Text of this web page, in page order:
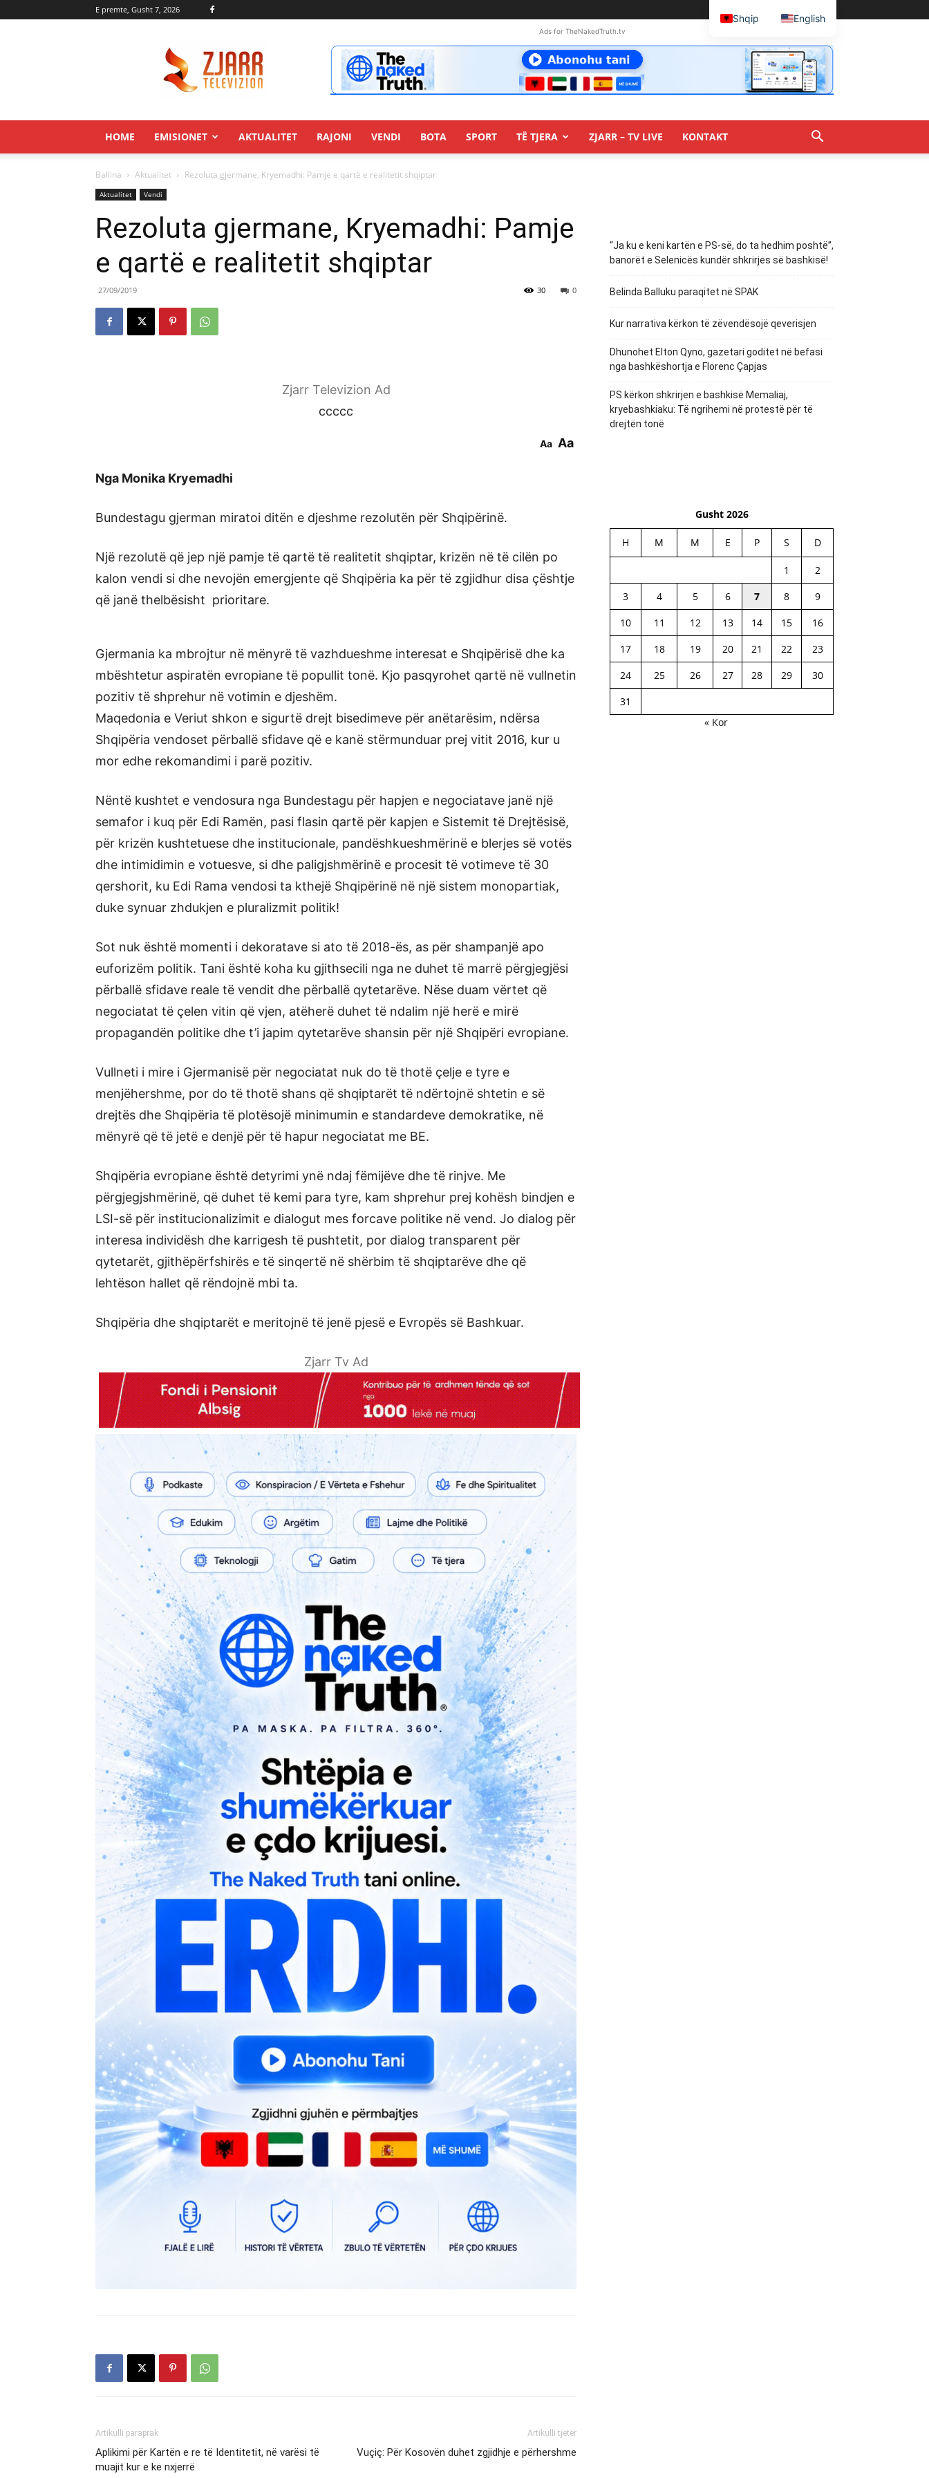
E premte, Gusht 7, 2026
Ads for TheNakedTruth.tv
HOME EMISIONET AKTUALITET RAJONI VENDI BOTA SPORT TË TJERA ZJARR – TV LIVE KONTAKT
Ballina Aktualitet Rezoluta gjermane, Kryemadhi: Pamje e qartë e realitetit shqiptar
Aktualitet Vendi
Rezoluta gjermane, Kryemadhi: Pamje
e qartë e realitetit shqiptar
27/09/2019 0
30
Zjarr Televizion Ad
ccccc
Aa Aa
Nga Monika Kryemadhi
Bundestagu gjerman miratoi ditën e djeshme rezolutën për Shqipërinë.
Një rezolutë që jep një pamje të qartë të realitetit shqiptar, krizën në të cilën po
kalon vendi si dhe nevojën emergjente që Shqipëria ka për të zgjidhur disa çështje
që janë thelbësisht prioritare.
Gjermania ka mbrojtur në mënyrë të vazhdueshme interesat e Shqipërisë dhe ka
mbështetur aspiratën evropiane të popullit tonë. Kjo pasqyrohet qartë në vullnetin
pozitiv të shprehur në votimin e djeshëm.
Maqedonia e Veriut shkon e sigurtë drejt bisedimeve për anëtarësim, ndërsa
Shqipëria vendoset përballë sfidave që e kanë stërmunduar prej vitit 2016, kur u
mor edhe rekomandimi i parë pozitiv.
Nëntë kushtet e vendosura nga Bundestagu për hapjen e negociatave janë një
semafor i kuq për Edi Ramën, pasi flasin qartë për kapjen e Sistemit të Drejtësisë,
për krizën kushtetuese dhe institucionale, pandëshkueshmërinë e blerjes së votës
dhe intimidimin e votuesve, si dhe paligjshmërinë e procesit të votimeve të 30
qershorit, ku Edi Rama vendosi ta kthejë Shqipërinë në një sistem monopartiak,
duke synuar zhdukjen e pluralizmit politik!
Sot nuk është momenti i dekoratave si ato të 2018-ës, as për shampanjë apo
euforizëm politik. Tani është koha ku gjithsecili nga ne duhet të marrë përgjegjësi
përballë sfidave reale të vendit dhe përballë qytetarëve. Nëse duam vërtet që
negociatat të çelen vitin që vjen, atëherë duhet të ndalim një herë e mirë
propagandën politike dhe t’i japim qytetarëve shansin për një Shqipëri evropiane.
Vullneti i mire i Gjermanisë për negociatat nuk do të thotë çelje e tyre e
menjëhershme, por do të thotë shans që shqiptarët të ndërtojnë shtetin e së
drejtës dhe Shqipëria të plotësojë minimumin e standardeve demokratike, në
mënyrë që të jetë e denjë për të hapur negociatat me BE.
Shqipëria evropiane është detyrimi ynë ndaj fëmijëve dhe të rinjve. Me
përgjegjshmërinë, që duhet të kemi para tyre, kam shprehur prej kohësh bindjen e
LSI-së për institucionalizimit e dialogut mes forcave politike në vend. Jo dialog për
interesa individësh dhe karrigesh të pushtetit, por dialog transparent për
qytetarët, gjithëpërfshirës e të sinqertë në shërbim të shqiptarëve dhe që
lehtëson hallet që rëndojnë mbi ta.
Shqipëria dhe shqiptarët e meritojnë të jenë pjesë e Evropës së Bashkuar.
Zjarr Tv Ad
Artikulli paraprak
Aplikimi për Kartën e re të Identitetit, në varësi të
muajit kur e ke nxjerrë
Artikulli tjetër
Vuçiç: Për Kosovën duhet zgjidhje e përhershme
“Ja ku e keni kartën e PS-së, do ta hedhim poshtë”,
banorët e Selenicës kundër shkrirjes së bashkisë!
Belinda Balluku paraqitet në SPAK
Kur narrativa kërkon të zëvendësojë qeverisjen
Dhunohet Elton Qyno, gazetari goditet në befasi
nga bashkëshortja e Florenc Çapjas
PS kërkon shkrirjen e bashkisë Memaliaj,
kryebashkiaku: Të ngrihemi në protestë për të
drejtën tonë
Gusht 2026
H M M E P S D
1
2
3
4 5 6 7 8
9
10
11 12 13 14 15
16
17
18 19 20 21 22
23
24
25 26 27 28 29
30
31
« Kor
Shqip English